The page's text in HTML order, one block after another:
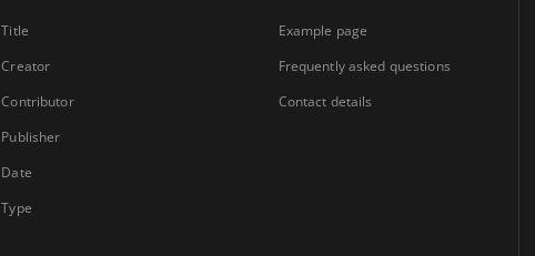
Title
Creator
Contributor
Publisher
Date
Type
Example page
Frequently asked questions
Contact details